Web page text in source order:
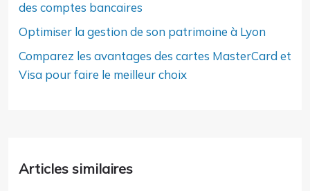
des comptes bancaires
Optimiser la gestion de son patrimoine à Lyon
Comparez les avantages des cartes MasterCard et
Visa pour faire le meilleur choix
Articles similaires